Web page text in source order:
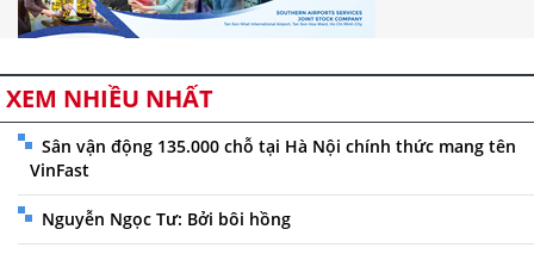
XEM NHIỀU NHẤT
Sân vận động 135.000 chỗ tại Hà Nội chính thức mang tên
VinFast
Nguyễn Ngọc Tư: Bởi bôi hồng